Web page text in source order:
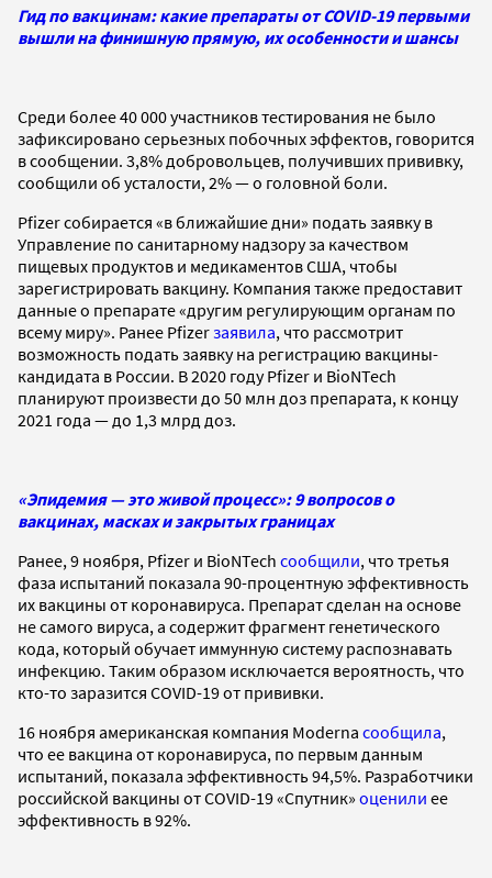
Гид по вакцинам: какие препараты от COVID-19 первыми
вышли на финишную прямую, их особенности и шансы
Среди более 40 000 участников тестирования не было
зафиксировано серьезных побочных эффектов, говорится
в сообщении. 3,8% добровольцев, получивших прививку,
сообщили об усталости, 2% — о головной боли.
Pfizer собирается «в ближайшие дни» подать заявку в
Управление по санитарному надзору за качеством
пищевых продуктов и медикаментов США, чтобы
зарегистрировать вакцину. Компания также предоставит
данные о препарате «другим регулирующим органам по
всему миру». Ранее Pfizerзаявила, что рассмотрит
возможность подать заявку на регистрацию вакцины-
кандидата в России. В 2020 году Pfizer и BioNTech
планируют произвести до 50 млн доз препарата, к концу
2021 года — до 1,3 млрд доз.
«Эпидемия — это живой процесс»: 9 вопросов о
вакцинах, масках и закрытых границах
Ранее, 9 ноября, Pfizer и BioNTech сообщили, что третья
фаза испытаний показала 90-процентную эффективность
их вакцины от коронавируса. Препарат сделан на основе
не самого вируса, а содержит фрагмент генетического
кода, который обучает иммунную систему распознавать
инфекцию. Таким образом исключается вероятность, что
кто-то заразится COVID-19 от прививки.
16 ноября американская компания Moderna сообщила,
что ее вакцина от коронавируса, по первым данным
испытаний, показала эффективность 94,5%. Разработчики
российской вакцины от COVID-19 «Спутник» оценили ее
эффективность в 92%.